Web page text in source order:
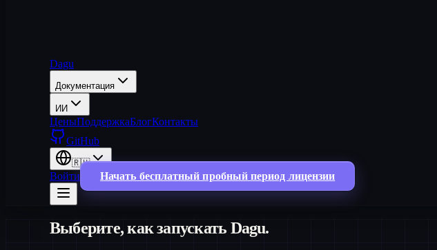
Dagu
Документация
ИИ
ЦеныПоддержкаБлогКонтакты
GitHub
🇷🇺
Войти Начать бесплатный пробный период лицензии
Выберите, как запускать Dagu.